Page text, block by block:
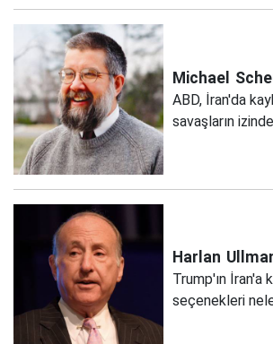
Michael
ABD, İran'da
savaşların
Harlan
Trump'ın İran'a
seçenekleri